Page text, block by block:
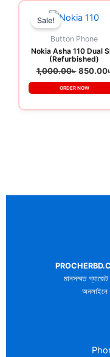
Sale!
Button Phone
Nokia Asha 110 Dual
(Refurbished)
1,000.00৳
price
850.00
ORDER NOW
মানসম্মত
অনলাইনে